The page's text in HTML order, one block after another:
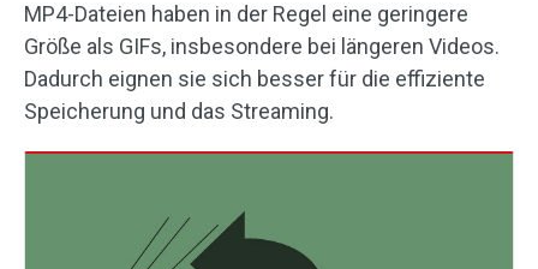
MP4-Dateien haben in der Regel eine geringere
Größe als GIFs, insbesondere bei längeren Videos.
Dadurch eignen sie sich besser für die effiziente
Speicherung und das Streaming.